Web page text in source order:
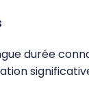
durée